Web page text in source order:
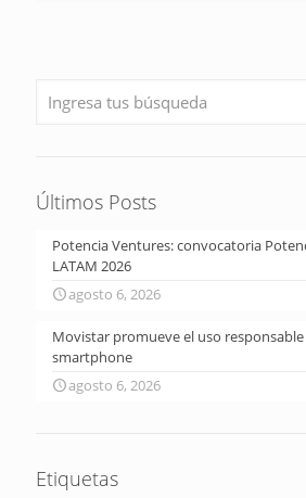
Últimos Posts
Potencia Ventures: convocatoria
LATAM 2026
agosto 6, 2026
Movistar promueve el uso
smartphone
agosto 6, 2026
Etiquetas